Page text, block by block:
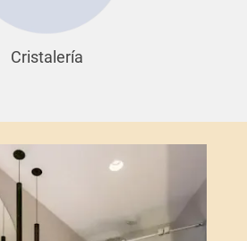
Cristalería